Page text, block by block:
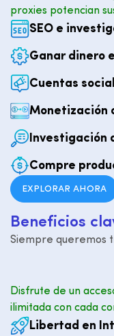
proxies potencian
SEO e
Ganar dinero
Cuentas
Monetización
Investigación
Compre
EXPLORAR AHORA
Beneficios cla
Siempre queremos
Disfrute de un
ilimitada con cada
Libertad en